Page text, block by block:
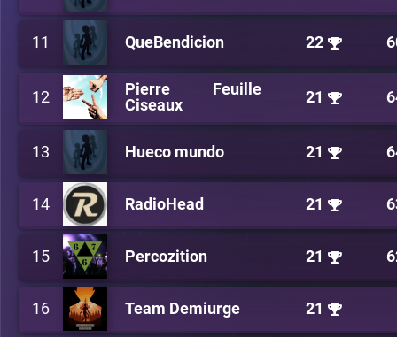
11 QueBendicion 22
12
Pierre Feuille
Ciseaux
21
13 Hueco mundo 21
14 RadioHead 21
15 Percozition 21
16 Team Demiurge 21